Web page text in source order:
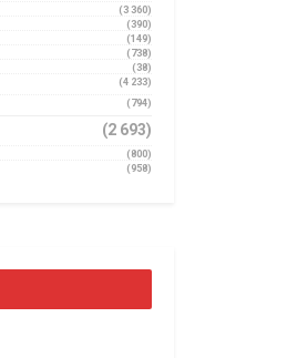
(3 360)
(390)
(149)
(738)
(38)
(4 233)
(794)
(2 693)
(800)
(958)